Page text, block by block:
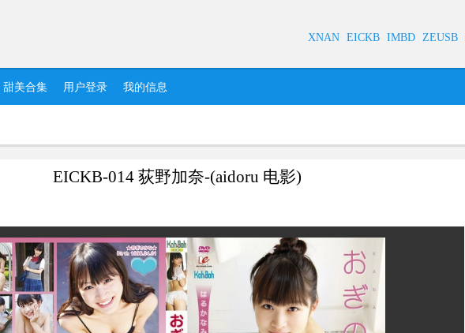
XNAN EICKB IMBD ZEUSB
甜美合集 用户登录 我的信息
EICKB-014 荻野加奈-(aidoru 电影)